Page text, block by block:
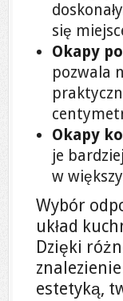
się
Okapy
pozwala
Okapy
je
w
Wybór
układ
Dzięki
estetyką,